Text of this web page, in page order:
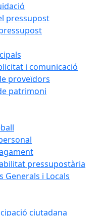
pressupost
i comunicació
proveïdors
patrimoni
pressupostària
Generals i Locals
ciutadana